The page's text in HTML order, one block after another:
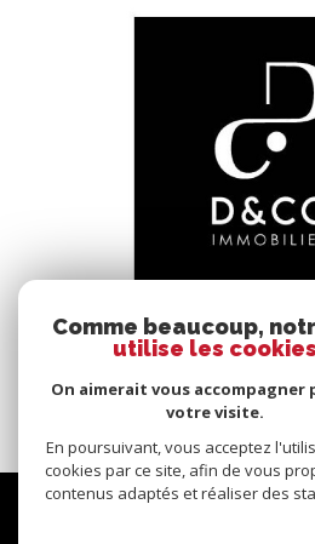
voir le bien
Bâgé-le-Châtel (01380)
Nous
Comme beaucoup,
utilise les cookies
On aimerait vous accompagner
votre visite.
En poursuivant, vous acceptez
cookies par ce site, afin de vous
contenus adaptés et réaliser des